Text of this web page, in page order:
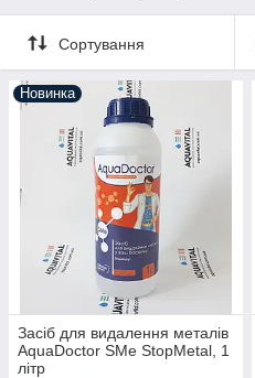
Сортування
Новинка
Засіб для видалення металів
AquaDoctor SMe StopMetal, 1
літр